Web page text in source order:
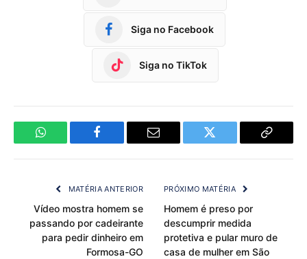
Siga no Facebook
Siga no TikTok
WhatsApp Facebook Email Twitter
Copy
MATÉRIA ANTERIOR
Vídeo mostra homem se
passando por cadeirante
para pedir dinheiro em
Formosa-GO
PRÓXIMO MATÉRIA
Homem é preso por
descumprir medida
protetiva e pular muro de
casa de mulher em São